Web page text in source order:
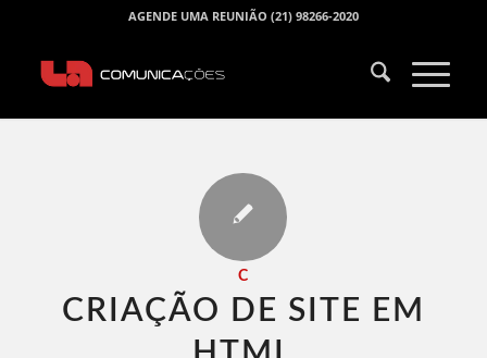
AGENDE UMA REUNIÃO (21) 98266-2020
C
CRIAÇÃO DE SITE EM